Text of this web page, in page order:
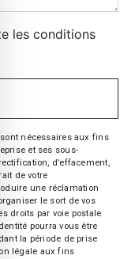
les conditions
nécessaires aux fins
et ses sous-
d’effacement,
de votre
une réclamation
le sort de vos
droits par voie postale
pourra vous être
la période de prise
légale aux fins